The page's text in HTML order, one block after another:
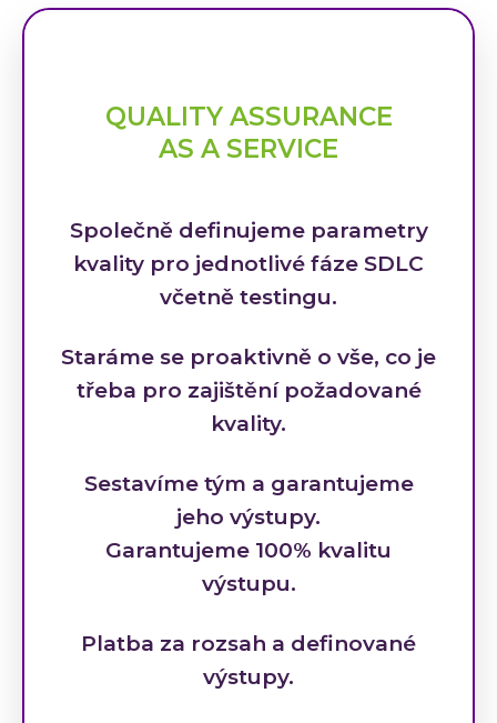
QUALITY ASSURANCE
AS A SERVICE
Společně definujeme parametry
kvality pro jednotlivé fáze SDLC
včetně testingu.
Staráme se proaktivně o vše, co je
třeba pro zajištění požadované
kvality.
Sestavíme tým a garantujeme
jeho výstupy.
Garantujeme 100% kvalitu
výstupu.
Platba za rozsah a definované
výstupy.